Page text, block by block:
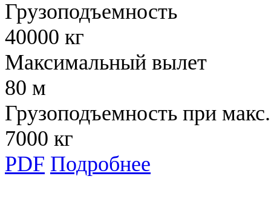
Грузоподъемность
40000 кг
Максимальный вылет
80 м
Грузоподъемность при
7000 кг
PDF Подробнее